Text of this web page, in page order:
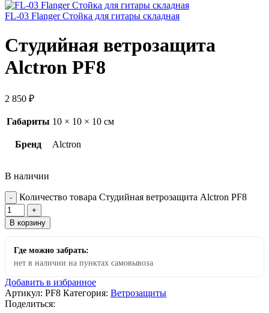
FL-03 Flanger Стойка для гитары складная
Студийная ветрозащита
Alctron PF8
2 850 ₽
Габариты 10 × 10 × 10 см
Бренд Alctron
В наличии
Количество товара Студийная ветрозащита Alctron PF8
В корзину
Где можно забрать:
нет в наличии на пунктах самовывоза
Добавить в избранное
Артикул: PF8 Категория: Ветрозащиты
Поделиться: